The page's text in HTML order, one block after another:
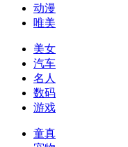
动漫
唯美
美女
汽车
名人
数码
游戏
童真